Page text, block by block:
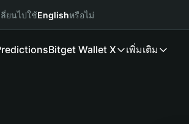
ยนไปใช้Englishหรือไม่
Bitget Wallet X เพิ่มเติม